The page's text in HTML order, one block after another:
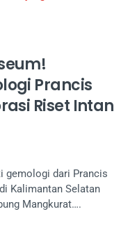
Prancis
Riset Intan
gemologi dari Prancis
Kalimantan Selatan
Mangkurat….